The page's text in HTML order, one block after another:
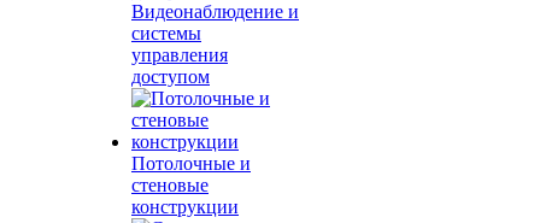
Видеонаблюдение и
системы
управления
доступом
Потолочные и
стеновые
конструкции